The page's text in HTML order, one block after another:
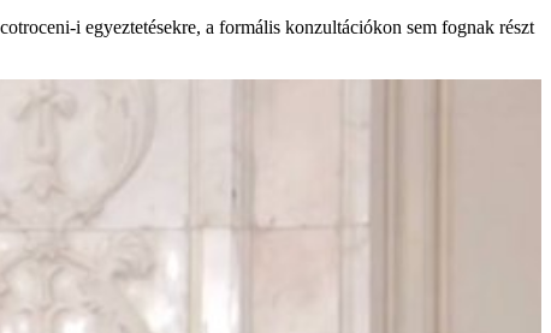
i egyeztetésekre, a formális konzultációkon sem fognak részt